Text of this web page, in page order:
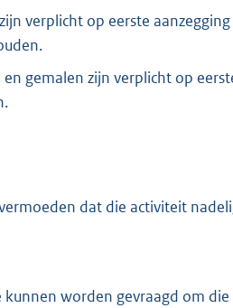
verplicht op eerste
gemalen zijn verplicht op
dat die activiteit
worden gevraagd om die